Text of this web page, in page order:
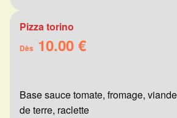
Pizza torino
Dès 10.00 €
Base sauce tomate, fromage,
de terre, raclette